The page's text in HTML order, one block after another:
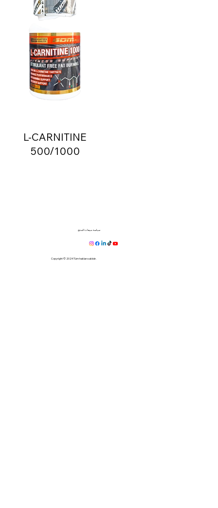
L-CARNITINE
500/1000
سياسة مبيعات المنتج
Copyright © 2024 Tüm hakları saklıdır.